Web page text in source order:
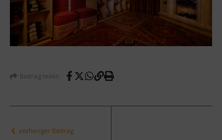
Beitrag teilen
vorheriger Beitrag